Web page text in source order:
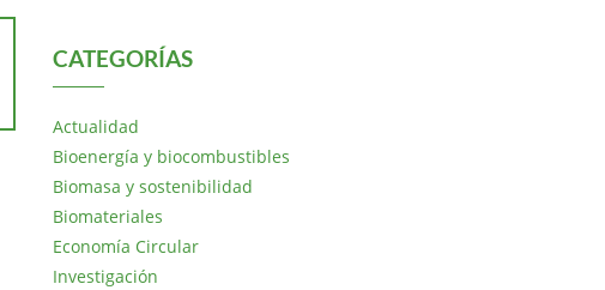
CATEGORÍAS
Actualidad
Bioenergía y biocombustibles
Biomasa y sostenibilidad
Biomateriales
Economía Circular
Investigación